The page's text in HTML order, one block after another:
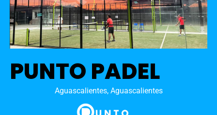
PUNTO PADEL
Aguascalientes, Aguascalientes